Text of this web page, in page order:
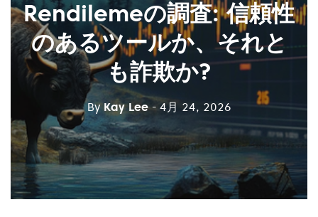
Rendilemeの調査: 信頼性
のあるツールか、それと
も詐欺か?
By Kay Lee - 4月 24, 2026